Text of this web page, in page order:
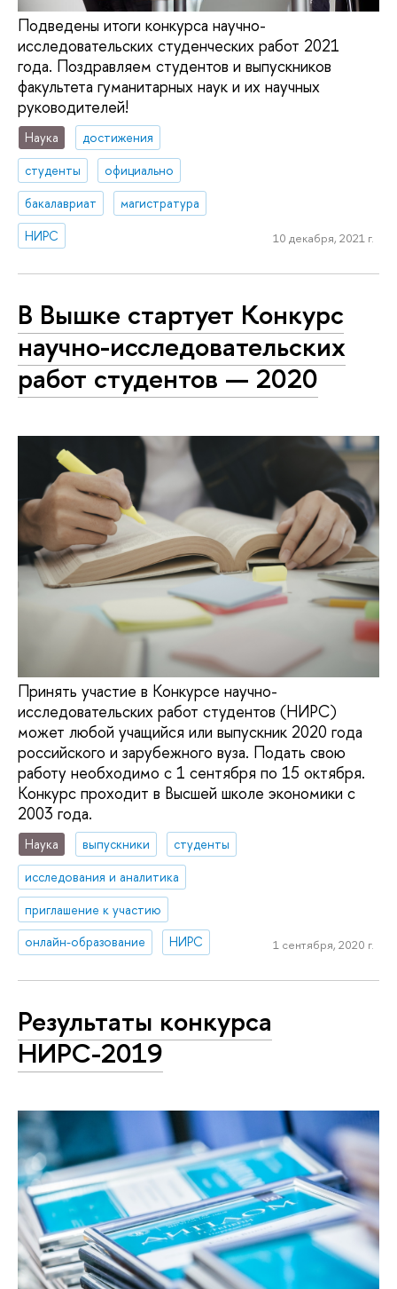
Подведены итоги конкурса научно-
исследовательских студенческих работ 2021
года. Поздравляем студентов и выпускников
факультета гуманитарных наук и их научных
руководителей!
Наука
достижения
студенты
официально
бакалавриат
магистратура
НИРС
10 декабря, 2021 г.
В Вышке стартует Конкурс
научно-исследовательских
работ студентов — 2020
Принять участие в Конкурсе научно-
исследовательских работ студентов (НИРС)
может любой учащийся или выпускник 2020 года
российского и зарубежного вуза. Подать свою
работу необходимо с 1 сентября по 15 октября.
Конкурс проходит в Высшей школе экономики с
2003 года.
Наука выпускники
студенты
исследования и аналитика
приглашение к участию
онлайн-образование
НИРС 1 сентября, 2020 г.
Результаты конкурса
НИРС-2019